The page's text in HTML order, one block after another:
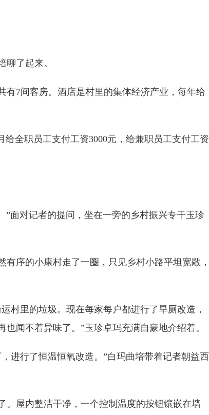
了起来。
7间客房。酒店是村里的集体经济产业，每年给
全职员工支付工资3000元，给兼职员工支付工资
面对记者的提问，坐在一旁的乡村振兴专干玉珍
序的小康村走了一圈，只见乡村小路平坦宽敞，
里的垃圾。现在每家每户都进行了旱厕改造，
闻不着异味了。”玉珍卓玛充满自豪地介绍着。
行了恒温恒氧改造。”白玛曲培带着记者朝益西
屋内整洁干净，一个控制温度的按钮镶嵌在墙